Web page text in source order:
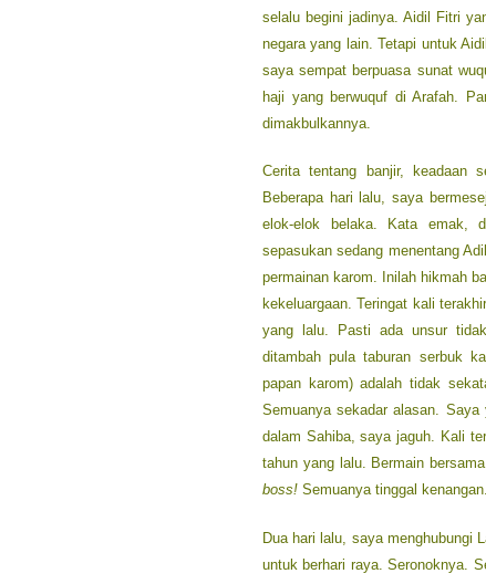
selalu begini jadinya. Aidil Fitri
negara yang lain. Tetapi untuk
saya sempat berpuasa sunat
haji yang berwuquf di Arafah.
dimakbulkannya.
Cerita tentang banjir, keadaan
Beberapa hari lalu, saya
elok-elok belaka. Kata emak,
sepasukan sedang menentang
permainan karom. Inilah hikmah
kekeluargaan. Teringat kali
yang lalu. Pasti ada unsur
ditambah pula taburan serbuk
papan karom) adalah tidak
Semuanya sekadar alasan.
dalam Sahiba, saya jaguh. Kali
tahun yang lalu. Bermain
boss! Semuanya tinggal kenangan.
Dua hari lalu, saya menghubungi
untuk berhari raya. Seronoknya.